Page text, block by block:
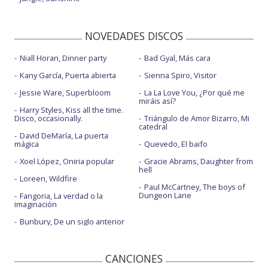
NOVEDADES DISCOS
Niall Horan, Dinner party
Kany García, Puerta abierta
Jessie Ware, Superbloom
Harry Styles, Kiss all the time.
Disco, occasionally.
David DeMaría, La puerta
mágica
Xoel López, Oniria popular
Loreen, Wildfire
Fangoria, La verdad o la
imaginación
Bunbury, De un siglo anterior
Bad Gyal, Más cara
Sienna Spiro, Visitor
La La Love You, ¿Por qué me
miráis así?
Triángulo de Amor Bizarro, Mi
catedral
Quevedo, El baifo
Gracie Abrams, Daughter from
hell
Paul McCartney, The boys of
Dungeon Lane
CANCIONES